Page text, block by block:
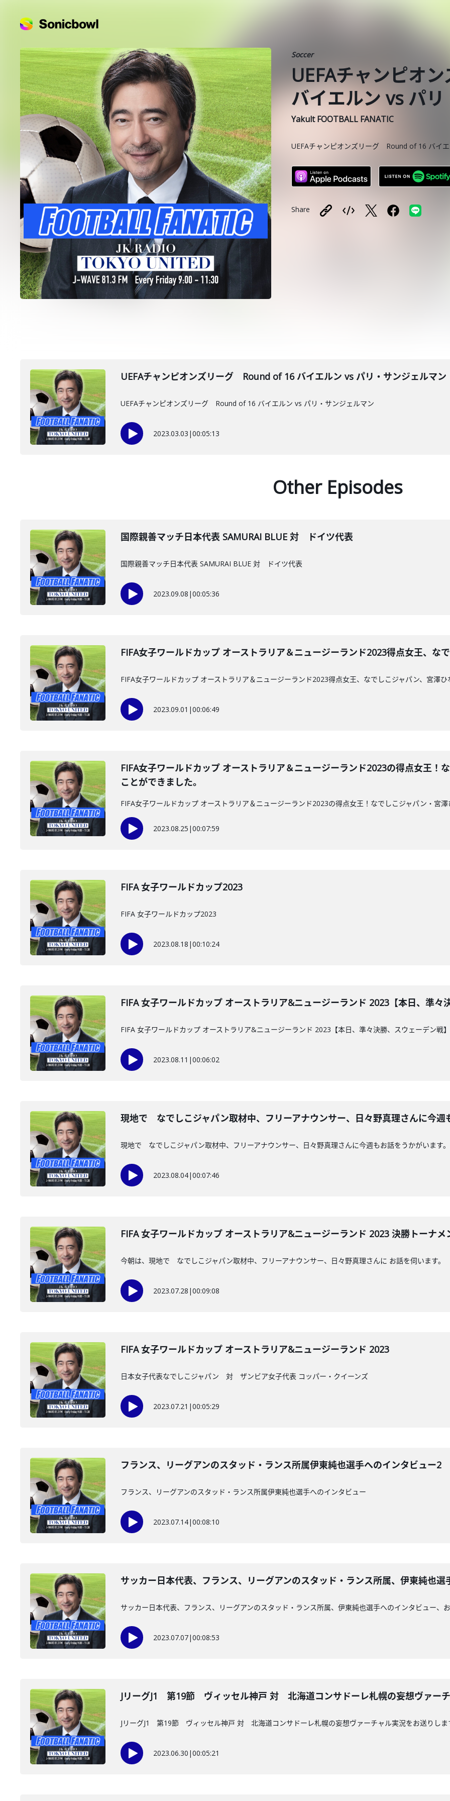
Soccer
UEFAチャンピオ
バイエルン vs パ
Yakult FOOTBALL FANATIC
UEFAチャンピオンズリーグ Round of 16 バイ
Share
UEFAチャンピオンズリーグ Round of 16 バイエルン vs パリ・サンジェルマン
UEFAチャンピオンズリーグ Round of 16 バイエルン vs パリ・サンジェルマン
2023.03.03 |00:05:13
Other Episodes
国際親善マッチ日本代表 SAMURAI BLUE 対 ドイツ代表
国際親善マッチ日本代表 SAMURAI BLUE 対 ドイツ代表
2023.09.08 |00:05:36
FIFA女子ワールドカップ オーストラリア＆ニュージーランド2023得点女王、な
FIFA女子ワールドカップ オーストラリア＆ニュージーランド2023得点女王、なでしこジャパン、宮澤ひ
2023.09.01 |00:06:49
FIFA女子ワールドカップ オーストラリア＆ニュージーランド2023の得点女王！
ことができました。
FIFA女子ワールドカップ オーストラリア＆ニュージーランド2023の得点女王！なでしこジャパン・宮
2023.08.25 |00:07:59
FIFA 女子ワールドカップ2023
FIFA 女子ワールドカップ2023
2023.08.18 |00:10:24
FIFA 女子ワールドカップ オーストラリア&ニュージーランド 2023【本日、準々
FIFA 女子ワールドカップ オーストラリア&ニュージーランド 2023【本日、準々決勝、スウェーデン戦】
2023.08.11 |00:06:02
現地で なでしこジャパン取材中、フリーアナウンサー、日々野真理さんに今週
現地で なでしこジャパン取材中、フリーアナウンサー、日々野真理さんに今週もお話をうかがいます。
2023.08.04|00:07:46
FIFA 女子ワールドカップ オーストラリア&ニュージーランド 2023 決勝トーナメ
今朝は、現地で なでしこジャパン取材中、フリーアナウンサー、日々野真理さんに お話を伺います。
2023.07.28 |00:09:08
FIFA 女子ワールドカップ オーストラリア&ニュージーランド 2023
日本女子代表なでしこジャパン 対 ザンビア女子代表 コッパー・クイーンズ
2023.07.21 |00:05:29
フランス、リーグアンのスタッド・ランス所属伊東純也選手へのインタビュー2
フランス、リーグアンのスタッド・ランス所属伊東純也選手へのインタビュー
2023.07.14|00:08:10
サッカー日本代表、フランス、リーグアンのスタッド・ランス所属、伊東純也選
サッカー日本代表、フランス、リーグアンのスタッド・ランス所属、伊東純也選手へのインタビュー、お
2023.07.07|00:08:53
JリーグJ1 第19節 ヴィッセル神戸 対 北海道コンサドーレ札幌の妄想ヴァー
JリーグJ1 第19節 ヴィッセル神戸 対 北海道コンサドーレ札幌の妄想ヴァーチャル実況をお送りしま
2023.06.30 |00:05:21